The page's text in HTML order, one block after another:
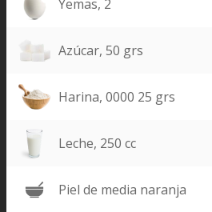
Yemas, 2
Azúcar, 50 grs
Harina, 0000 25 grs
Leche, 250 cc
Piel de media naranja